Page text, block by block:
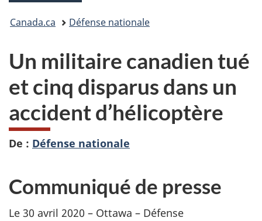
Vous
ici :
Canada.ca Défense nationale
Un militaire canadien tué
et cinq disparus dans un
accident d’hélicoptère
De : Défense nationale
Communiqué de presse
Le 30 avril 2020 – Ottawa – Défense